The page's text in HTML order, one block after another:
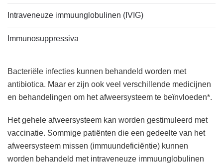
Intraveneuze immuunglobulinen (IVIG)
Immunosuppressiva
Bacteriële infecties kunnen behandeld worden met
antibiotica. Maar er zijn ook veel verschillende medicijnen
en behandelingen om het afweersysteem te beïnvloeden*.
Het gehele afweersysteem kan worden gestimuleerd met
vaccinatie. Sommige patiënten die een gedeelte van het
afweersysteem missen (immuundeficiëntie) kunnen
worden behandeld met intraveneuze immuunglobulinen